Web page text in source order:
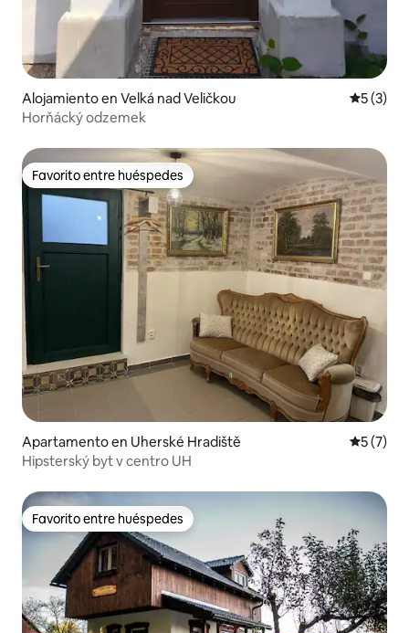
Alojamiento en Velká nad Veličkou
5 (3)
Horňácký odzemek
Favorito entre huéspedes
Favorito entre huéspedes
Apartamento en Uherské Hradiště
5 (7)
Hipsterský byt v centro UH
Favorito entre huéspedes
Favorito entre huéspedes